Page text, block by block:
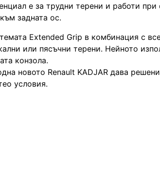
е за трудни терени и работи
задната ос.
Extended Grip в комбинация с
или пясъчни терени. Нейното
конзола.
новото Renault KADJAR дава
условия.